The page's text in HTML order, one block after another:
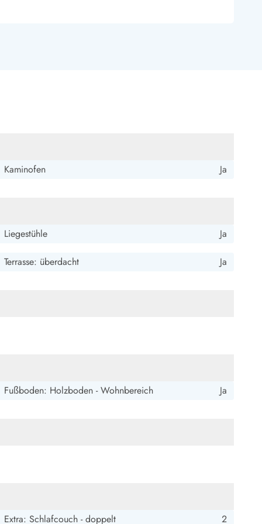
Kaminofen Ja
Liegestühle Ja
Terrasse: überdacht Ja
Fußboden: Holzboden - Wohnbereich Ja
Extra: Schlafcouch - doppelt 2